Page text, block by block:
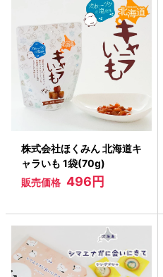
株式会社ほくみん 北海道キ
ャラいも 1袋(70g)
販売価格 496円